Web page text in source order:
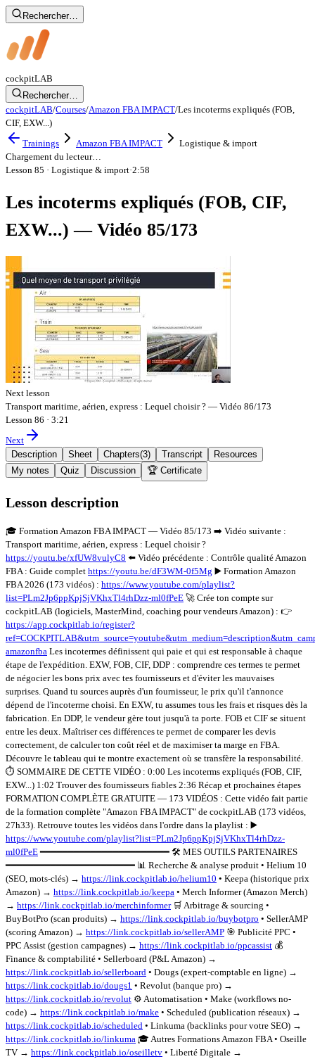
Rechercher…
cockpitLAB
Rechercher…
cockpitLAB/Courses/Amazon FBA IMPACT/Les incoterms expliqués (FOB,
CIF, EXW...)
Trainings
Amazon FBA IMPACT
Logistique & import
Chargement du lecteur…
Lesson 85 · Logistique & import·2:58
Les incoterms expliqués (FOB, CIF,
EXW...) — Vidéo 85/173
Next lesson
Transport maritime, aérien, express : Lequel choisir ? — Vidéo 86/173
Lesson 86 · 3:21
Next
Description
Sheet Chapters(3) Transcript
Resources
My notes
Quiz Discussion 🏆 Certificate
Lesson description
🎓 Formation Amazon FBA IMPACT — Vidéo 85/173 ➡️ Vidéo suivante :
Transport maritime, aérien, express : Lequel choisir ?
https://youtu.be/xfUW8vulyC8 ⬅️ Vidéo précédente : Contrôle qualité Amazon
FBA : Guide complet https://youtu.be/dF3WM-0f5Mg ▶️ Formation Amazon
FBA 2026 (173 vidéos) : https://www.youtube.com/playlist?
list=PLm2Jp6ppKpjSjVKhxTl4rhDzz-ml0fPeE 🚀 Crée ton compte sur
cockpitLAB (logiciels, MasterMind, coaching pour vendeurs Amazon) : 👉
https://app.cockpitlab.io/register?
amazonfba Les incotermes définissent qui paie et qui est responsable à chaque
étape de l'expédition. EXW, FOB, CIF, DDP : comprendre ces termes te permet
de négocier les bons prix avec tes fournisseurs et d'éviter les mauvaises
surprises. Quand tu sources auprès d'un fournisseur, le prix qu'il t'annonce
dépend de l'incoterme choisi. En EXW, tu assumes tous les frais et risques dès la
fabrication. En DDP, le vendeur gère tout jusqu'à ta porte. FOB et CIF se situent
entre les deux. Maîtriser ces différences te permet de comparer les devis
correctement, de calculer ton coût réel et de maximiser ta marge en FBA.
Découvre le tableau qui te montre exactement où se transfère la responsabilité.
⏱️ SOMMAIRE DE CETTE VIDÉO : 0:00 Les incoterms expliqués (FOB, CIF,
EXW...) 1:02 Trouver des fournisseurs fiables 2:36 Récap et prochaines étapes
FORMATION COMPLÈTE GRATUITE — 173 VIDÉOS : Cette vidéo fait partie
de la formation complète "Amazon FBA IMPACT" de cockpitLAB (173 vidéos,
27h33). Retrouve toutes les vidéos dans l'ordre dans la playlist : ▶️
https://www.youtube.com/playlist?list=PLm2Jp6ppKpjSjVKhxTl4rhDzz-
ml0fPeE━━━━━━━━━━━━━━━━━━━━━━━ 🛠️ MES OUTILS PARTENAIRES
━━━━━━━━━━━━━━━━━━━━━━━ 📊 Recherche & analyse produit • Helium 10
(SEO, mots-clés) → https://link.cockpitlab.io/helium10 • Keepa (historique prix
Amazon) → https://link.cockpitlab.io/keepa • Merch Informer (Amazon Merch)
→ https://link.cockpitlab.io/merchinformer🛒 Arbitrage & sourcing •
BuyBotPro (scan produits) → https://link.cockpitlab.io/buybotpro • SellerAMP
(scoring Amazon) → https://link.cockpitlab.io/sellerAMP 🎯 Publicité PPC •
PPC Assist (gestion campagnes) → https://link.cockpitlab.io/ppcassist 💰
Finance & comptabilité • Sellerboard (P&L Amazon) →
https://link.cockpitlab.io/sellerboard • Dougs (expert-comptable en ligne) →
https://link.cockpitlab.io/dougs1 • Revolut (banque pro) →
https://link.cockpitlab.io/revolut ⚙️ Automatisation • Make (workflows no-
code) → https://link.cockpitlab.io/make • Scheduled (publication réseaux) →
https://link.cockpitlab.io/scheduled • Linkuma (backlinks pour votre SEO) →
https://link.cockpitlab.io/linkuma 🎓 Autres Formations Amazon FBA • Oseille
TV → https://link.cockpitlab.io/oseilletv • Liberté Digitale →